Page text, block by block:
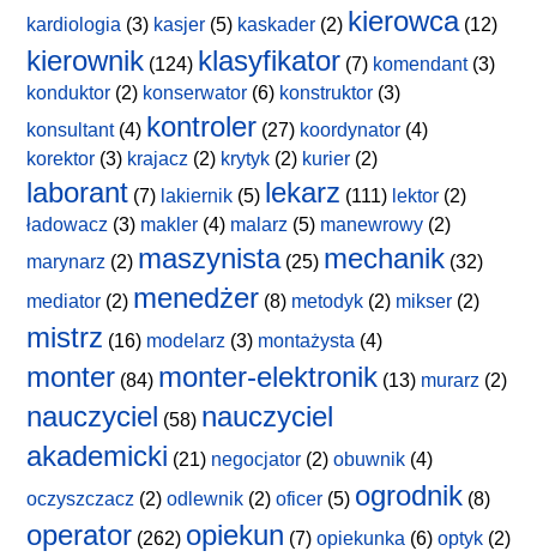
kardiologia (3) kasjer (5) kaskader (2) kierowca(12)
kierownik (124) klasyfikator (7) komendant(3)
konduktor (2) konserwator (6) konstruktor (3)
konsultant(4) kontroler (27) koordynator (4)
korektor (3) krajacz (2) krytyk (2) kurier (2)
laborant (7) lakiernik (5) lekarz (111) lektor (2)
ładowacz (3) makler (4) malarz (5) manewrowy (2)
marynarz (2) maszynista(25) mechanik (32)
mediator (2) menedżer (8) metodyk (2) mikser (2)
mistrz (16) modelarz (3) montażysta (4)
monter (84) monter-elektronik (13) murarz (2)
nauczyciel (58) nauczyciel
akademicki (21) negocjator (2) obuwnik (4)
oczyszczacz (2) odlewnik (2) oficer (5) ogrodnik (8)
operator (262) opiekun (7) opiekunka (6) optyk (2)